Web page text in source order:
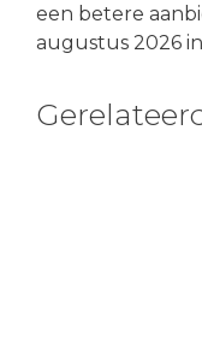
een betere
augustus 2026